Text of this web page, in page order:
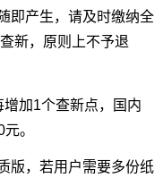
即产生，请及时缴纳全
新，原则上不予退
加1个查新点，国内
。
版，若用户需要多份纸